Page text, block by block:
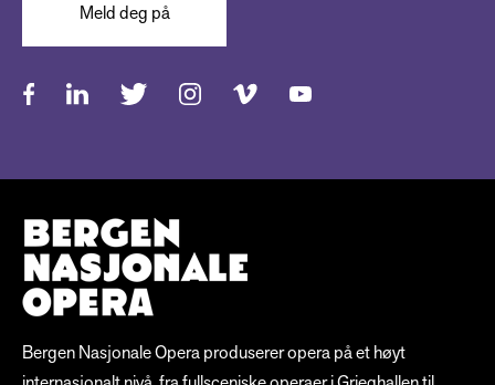
Meld deg på
Bergen Nasjonale Opera produserer opera på et høyt